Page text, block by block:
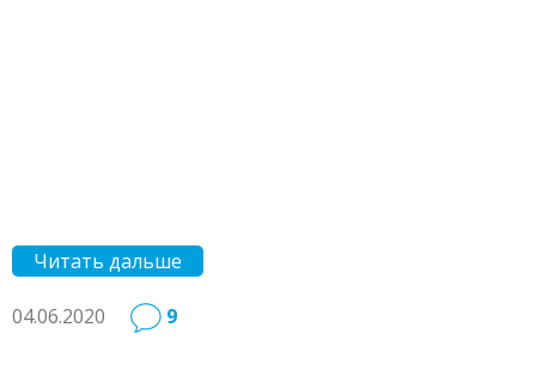
Читать дальше
04.06.2020 9